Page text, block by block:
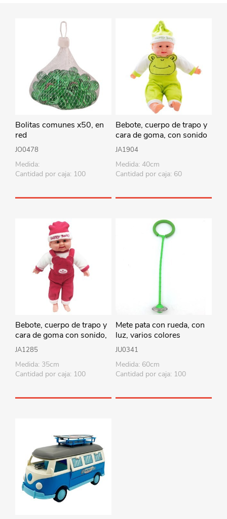
Bolitas comunes x50, en
red
JO0478
Medida:
Cantidad por caja: 100
Bebote, cuerpo de trapo y
cara de goma, con sonido
40cm, varios colores en
bolsa
JA1904
Medida: 40cm
Cantidad por caja: 60
Bebote, cuerpo de trapo y
cara de goma con sonido,
35cm varios colores en
bolsa
JA1285
Medida: 35cm
Cantidad por caja: 100
Mete pata con rueda, con
luz, varios colores
JU0341
Medida: 60cm
Cantidad por caja: 100